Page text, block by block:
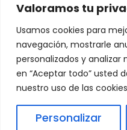
Valoramos tu
Usamos cookies para
navegación, mostrarle
personalizados y
en “Aceptar todo” usted
nuestro uso de las
Personalizar
Regalos
Relaciones
Ropa